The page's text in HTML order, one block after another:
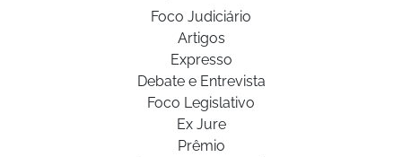
Foco Judiciário
Artigos
Expresso
Debate e Entrevista
Foco Legislativo
Ex Jure
Prêmio